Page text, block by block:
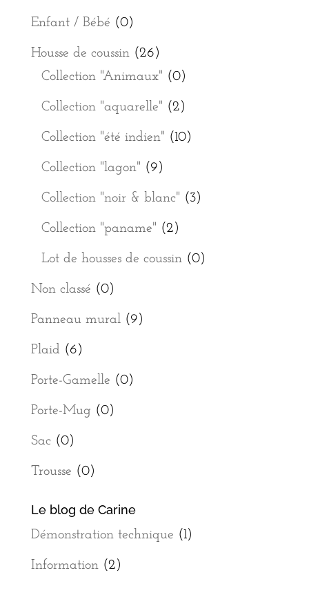
Enfant / Bébé (0)
Housse de coussin (26)
Collection "Animaux" (0)
Collection "aquarelle" (2)
Collection "été indien" (10)
Collection "lagon" (9)
Collection "noir & blanc" (3)
Collection "paname" (2)
Lot de housses de coussin (0)
Non classé (0)
Panneau mural (9)
Plaid (6)
Porte-Gamelle (0)
Porte-Mug (0)
Sac (0)
Trousse (0)
Le blog de Carine
Démonstration technique (1)
Information(2)